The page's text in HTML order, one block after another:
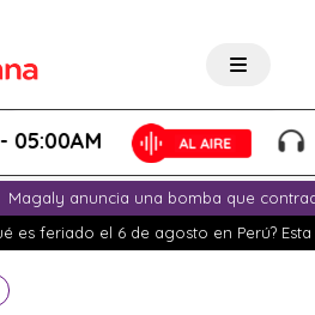
Magaly anuncia una bomba que
es feriado el 6 de agosto en Perú?